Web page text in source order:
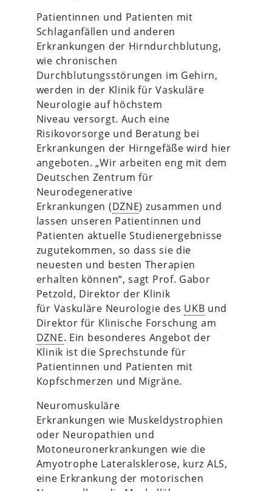
Patientinnen und Patienten mit
Schlaganfällen und anderen
Erkrankungen der Hirndurchblutung,
wie chronischen
Durchblutungsstörungen im Gehirn,
werden in der Klinik für Vaskuläre
Neurologie auf höchstem
Niveau versorgt. Auch eine
Risikovorsorge und Beratung bei
Erkrankungen der Hirngefäße wird hier
angeboten. „Wir arbeiten eng mit dem
Deutschen Zentrum für
Neurodegenerative
Erkrankungen (DZNE) zusammen und
lassen unseren Patientinnen und
Patienten aktuelle Studienergebnisse
zugutekommen, so dass sie die
neuesten und besten Therapien
erhalten können“, sagt Prof. Gabor
Petzold, Direktor der Klinik
für Vaskuläre Neurologie des UKB und
Direktor für Klinische Forschung am
DZNE. Ein besonderes Angebot der
Klinik ist die Sprechstunde für
Patientinnen und Patienten mit
Kopfschmerzen und Migräne.
Neuromuskuläre
Erkrankungen wie Muskeldystrophien
oder Neuropathien und
Motoneuronerkrankungen wie die
Amyotrophe Lateralsklerose, kurz ALS,
eine Erkrankung der motorischen